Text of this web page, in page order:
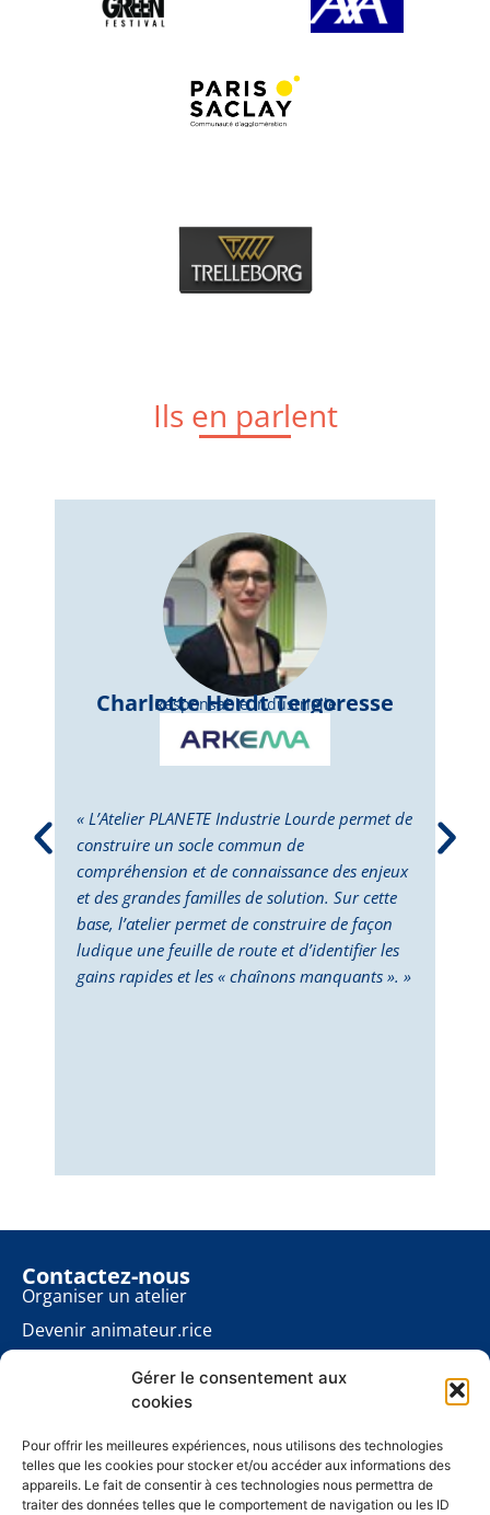
Gérer le consentement aux
cookies
Pour offrir les meilleures expériences, nous utilisons des technologies
telles que les cookies pour stocker et/ou accéder aux informations des
appareils. Le fait de consentir à ces technologies nous permettra de
traiter des données telles que le comportement de navigation ou les ID
Ils en parlent
Charlotte Herdt Tergoresse
Responsable Industrielle
« L’Atelier PLANETE Industrie Lourde permet de
construire un socle commun de
compréhension et de connaissance des enjeux
et des grandes familles de solution. Sur cette
base, l’atelier permet de construire de façon
ludique une feuille de route et d’identifier les
gains rapides et les « chaînons manquants ». »
Contactez-nous
Organiser un atelier
Devenir animateur.rice
Contact presse
À propos
Mentions légales